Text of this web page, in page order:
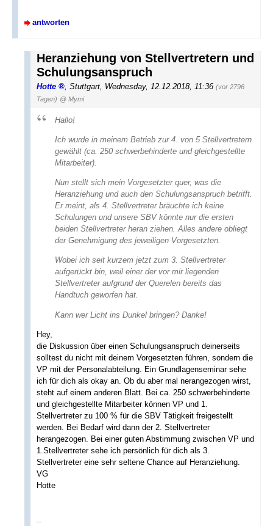
antworten
Heranziehung von Stellvertretern und
Schulungsanspruch
Hotte , Stuttgart, Wednesday, 12.12.2018, 11:36 (vor 2796
Tagen) @ Mymi
Hallo!
Ich wurde in meinem Betrieb zur 4. von 5 Stellvertretern
gewählt (ca. 250 schwerbehinderte und gleichgestellte
Mitarbeiter).
Nun stellt sich mein Vorgesetzter quer, was die
Heranziehung und auch den Schulungsanspruch betrifft.
Er meint, als 4. Stellvertreter bräuchte ich keine
Schulungen und unsere SBV könnte nur die ersten
beiden Stellvertreter heran ziehen. Alles andere obliegt
der Genehmigung des jeweiligen Vorgesetzten.
Wobei ich seit kurzem jetzt zum 3. Stellvertreter
aufgerückt bin, weil einer der vor mir liegenden
Stellvertreter aufgrund der Querelen bereits das
Handtuch geworfen hat.
Kann wer Licht ins Dunkel bringen? Danke!
Hey,
die Diskussion über einen Schulungsanspruch deinerseits
solltest du nicht mit deinem Vorgesetzten führen, sondern die
VP mit der Personalabteilung. Ein Grundlagenseminar sehe
ich für dich als okay an. Ob du aber mal nerangezogen wirst,
steht auf einem anderen Blatt. Bei ca. 250 schwerbehinderte
und gleichgestellte Mitarbeiter können VP und 1.
Stellvertreter zu 100 % für die SBV Tätigkeit freigestellt
werden. Bei Bedarf wird dann der 2. Stellvertreter
herangezogen. Bei einer guten Abstimmung zwischen VP und
1.Stellvertreter sehe ich persönlich für dich als 3.
Stellvertreter eine sehr seltene Chance auf Heranziehung.
VG
Hotte
--